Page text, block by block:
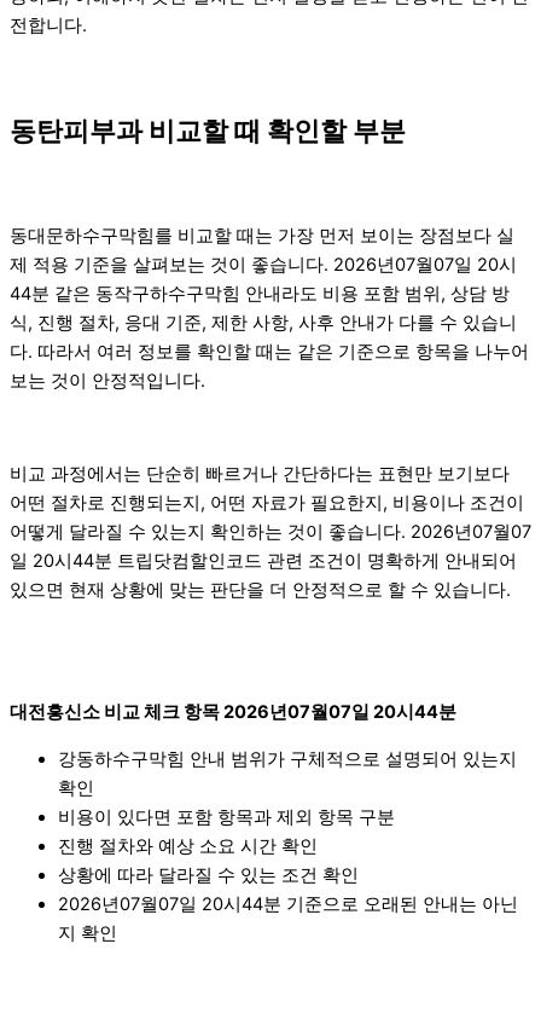
전합니다.
동탄피부과 비교할 때 확인할 부분
동대문하수구막힘를 비교할 때는 가장 먼저 보이는 장점보다 실
제 적용 기준을 살펴보는 것이 좋습니다. 2026년07월07일 20시
44분 같은 동작구하수구막힘 안내라도 비용 포함 범위, 상담 방
식, 진행 절차, 응대 기준, 제한 사항, 사후 안내가 다를 수 있습니
다. 따라서 여러 정보를 확인할 때는 같은 기준으로 항목을 나누어
보는 것이 안정적입니다.
비교 과정에서는 단순히 빠르거나 간단하다는 표현만 보기보다
어떤 절차로 진행되는지, 어떤 자료가 필요한지, 비용이나 조건이
어떻게 달라질 수 있는지 확인하는 것이 좋습니다. 2026년07월07
일 20시44분 트립닷컴할인코드 관련 조건이 명확하게 안내되어
있으면 현재 상황에 맞는 판단을 더 안정적으로 할 수 있습니다.
대전흥신소 비교 체크 항목 2026년07월07일 20시44분
강동하수구막힘 안내 범위가 구체적으로 설명되어 있는지
확인
비용이 있다면 포함 항목과 제외 항목 구분
진행 절차와 예상 소요 시간 확인
상황에 따라 달라질 수 있는 조건 확인
2026년07월07일 20시44분 기준으로 오래된 안내는 아닌
지 확인